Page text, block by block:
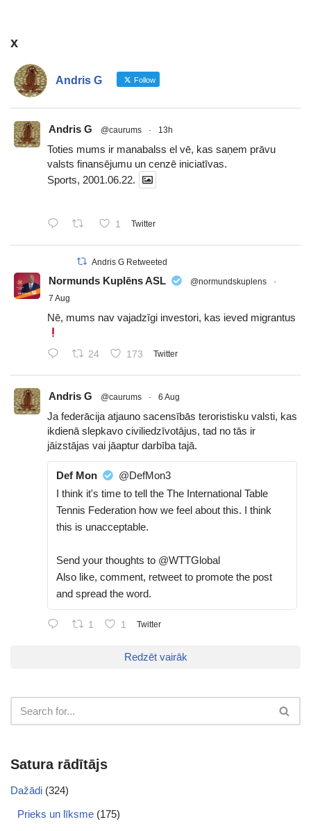
x
Andris G Follow
Andris G @caurums · 13h
Toties mums ir manabalss el vē, kas saņem prāvu
valsts finansējumu un cenzē iniciatīvas.
Sports, 2001.06.22.
1 Twitter
Andris G Retweeted
Normunds Kuplēns ASL @normundskuplens
·
7 Aug
Nē, mums nav vajadzīgi investori, kas ieved migrantus
24 173 Twitter
Andris G @caurums · 6 Aug
Ja federācija atjauno sacensībās teroristisku valsti, kas
ikdienā slepkavo civiliedzīvotājus, tad no tās ir
jāizstājas vai jāaptur darbība tajā.
Def Mon
@DefMon3
I think it's time to tell the The International Table
Tennis Federation how we feel about this. I think
this is unacceptable.
Send your thoughts to @WTTGlobal
Also like, comment, retweet to promote the post
and spread the word.
1 1 Twitter
Redzēt vairāk
Satura rādītājs
Dažādi (324)
Prieks un līksme (175)